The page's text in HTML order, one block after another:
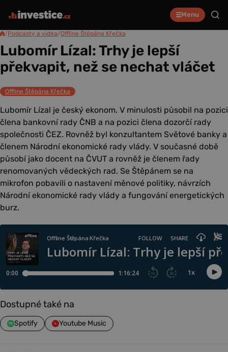
Menu
/Podcasty a videa/Offline Štěpána Křečka
Lubomír Lízal: Trhy je lepší
překvapit, než se nechat vláčet
Offline Štěpána Křečka
Lubomír Lízal je český ekonom. V minulosti působil na pozici
člena bankovní rady ČNB a na pozici člena dozorčí rady
společnosti ČEZ. Rovněž byl konzultantem Světové banky a
členem Národní ekonomické rady vlády. V současné době
působí jako docent na ČVUT a rovněž je členem řady
renomovaných vědeckých rad. Se Štěpánem se na
mikrofon pobavili o nastavení měnové politiky, návrzích
Národní ekonomické rady vlády a fungování energetických
burz.
Dostupné také na
Spotify Youtube Music